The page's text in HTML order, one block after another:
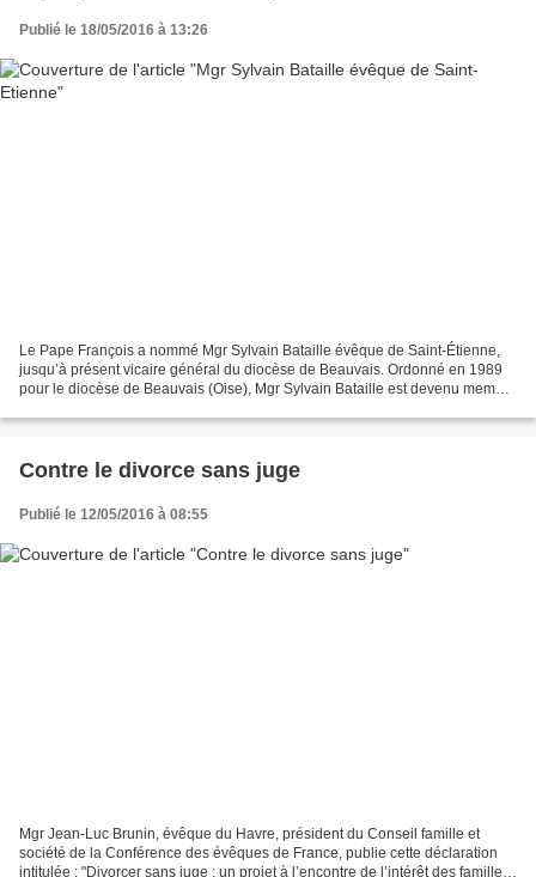
Publié le 18/05/2016 à 13:26
Le Pape François a nommé Mgr Sylvain Bataille évêque de Saint-Étienne,
jusqu’à présent vicaire général du diocèse de Beauvais. Ordonné en 1989
pour le diocèse de Beauvais (Oise), Mgr Sylvain Bataille est devenu membre
Contre le divorce sans juge
Publié le 12/05/2016 à 08:55
Mgr Jean-Luc Brunin, évêque du Havre, président du Conseil famille et
société de la Conférence des évêques de France, publie cette déclaration
intitulée : "Divorcer sans juge : un projet à l’encontre de l’intérêt des familles